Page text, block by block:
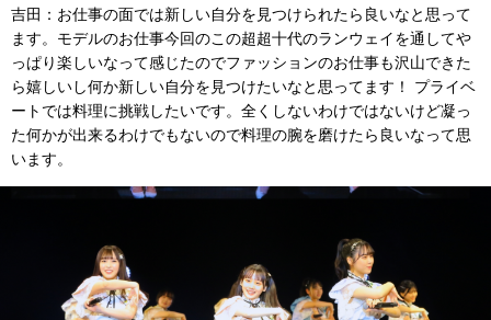
吉田：お仕事の面では新しい自分を見つけられたら良いなと思って
ます。モデルのお仕事今回のこの超超十代のランウェイを通してや
っぱり楽しいなって感じたのでファッションのお仕事も沢山できた
ら嬉しいし何か新しい自分を見つけたいなと思ってます！ プライベ
ートでは料理に挑戦したいです。全くしないわけではないけど凝っ
た何かが出来るわけでもないので料理の腕を磨けたら良いなって思
います。